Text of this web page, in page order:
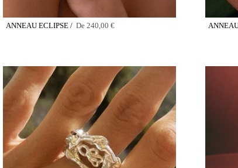
ANNEAU ECLIPSE / De 240,00 €